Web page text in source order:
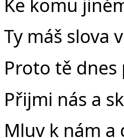
Ke komu
Ty máš slova
Proto tě dnes
Přijmi nás a
Mluv k nám a